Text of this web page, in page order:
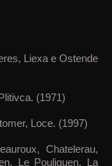
Liexa e Ostende
(1971)
Loce. (1997)
Chatelerau,
Le Pouliguen, La